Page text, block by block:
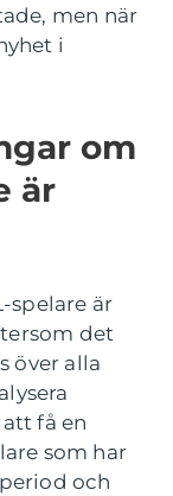
men när
i
om
är
spelare är
det
över alla
få en
som har
och